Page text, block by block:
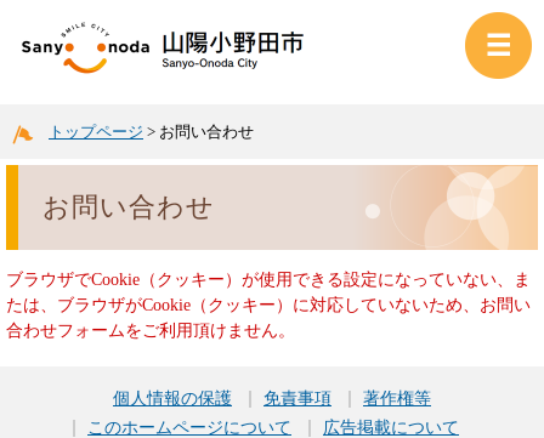
トップページ > お問い合わせ
お問い合わせ
ブラウザでCookie（クッキー）が使用できる設定になっていない、ま
たは、ブラウザがCookie（クッキー）に対応していないため、お問い
合わせフォームをご利用頂けません。
個人情報の保護 免責事項
著作権等
このホームページについて
広告掲載について